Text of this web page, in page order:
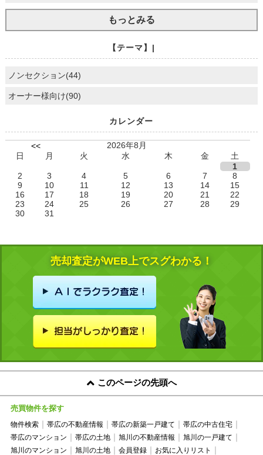
もっとみる
【テーマ】|
ノンセクション(44)
オーナー様向け(90)
カレンダー
<<
2026年8月
日
月 火 水 木 金
土
1
2
3 4 5 6 7
8
9
10 11 12 13 14
15
16
17 18 19 20 21
22
23
24 25 26 27 28
29
30
31
売却査定がWEB上でスグわかる！
このページの先頭へ
売買物件を探す
物件検索 帯広の不動産情報 帯広の新築一戸建て
帯広の中古住宅
帯広のマンション
帯広の土地 旭川の不動産情報
旭川の一戸建て
旭川のマンション
旭川の土地 会員登録
お気に入りリスト